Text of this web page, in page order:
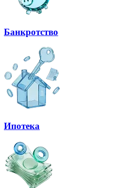
Банкротство
Ипотека